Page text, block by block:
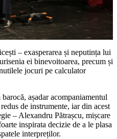
– exasperarea și neputința lui
ei binevoitoarea, precum și
jocuri pe calculator
așadar acompaniamentul
de instrumente, iar din acest
– Alexandru Pătrașcu, mișcare
inspirata decizie de a le plasa
interpreților.